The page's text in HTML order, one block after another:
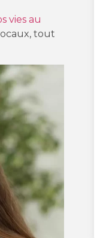
vies au
tout